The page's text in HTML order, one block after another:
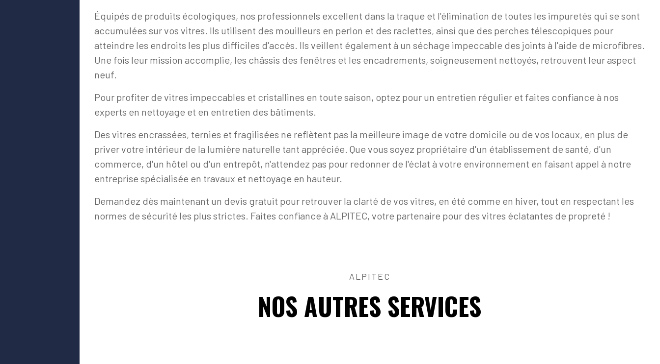
Équipés de produits écologiques, nos professionnels excellent dans la traque et l'élimination de toutes les impuretés qui se sont
accumulées sur vos vitres. Ils utilisent des mouilleurs en perlon et des raclettes, ainsi que des perches télescopiques pour
atteindre les endroits les plus difficiles d'accès. Ils veillent également à un séchage impeccable des joints à l'aide de microfibres.
Une fois leur mission accomplie, les châssis des fenêtres et les encadrements, soigneusement nettoyés, retrouvent leur aspect
neuf.
Pour profiter de vitres impeccables et cristallines en toute saison, optez pour un entretien régulier et faites confiance à nos
experts en nettoyage et en entretien des bâtiments.
Des vitres encrassées, ternies et fragilisées ne reflètent pas la meilleure image de votre domicile ou de vos locaux, en plus de
priver votre intérieur de la lumière naturelle tant appréciée. Que vous soyez propriétaire d'un établissement de santé, d'un
commerce, d'un hôtel ou d'un entrepôt, n'attendez pas pour redonner de l'éclat à votre environnement en faisant appel à notre
entreprise spécialisée en travaux et nettoyage en hauteur.
Demandez dès maintenant un devis gratuit pour retrouver la clarté de vos vitres, en été comme en hiver, tout en respectant les
normes de sécurité les plus strictes. Faites confiance à ALPITEC, votre partenaire pour des vitres éclatantes de propreté !
ALPITEC
NOS AUTRES SERVICES